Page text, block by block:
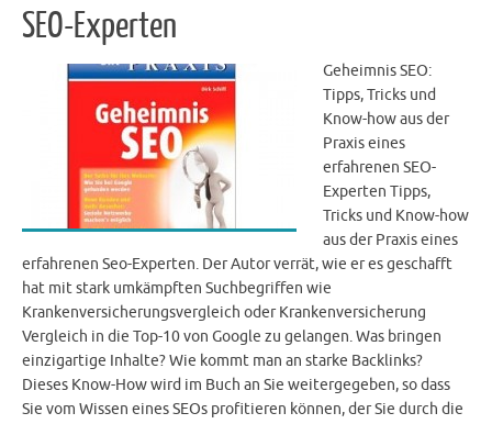
SEO-Experten
Geheimnis SEO:
Tipps, Tricks und
Know-how aus der
Praxis eines
erfahrenen SEO-
Experten Tipps,
Tricks und Know-how
aus der Praxis eines
erfahrenen Seo-Experten. Der Autor verrät, wie er es geschafft
hat mit stark umkämpften Suchbegriffen wie
Krankenversicherungsvergleich oder Krankenversicherung
Vergleich in die Top-10 von Google zu gelangen. Was bringen
einzigartige Inhalte? Wie kommt man an starke Backlinks?
Dieses Know-How wird im Buch an Sie weitergegeben, so dass
Sie vom Wissen eines SEOs profitieren können, der Sie durch die